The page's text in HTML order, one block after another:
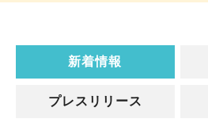
新着情報
プレスリリース